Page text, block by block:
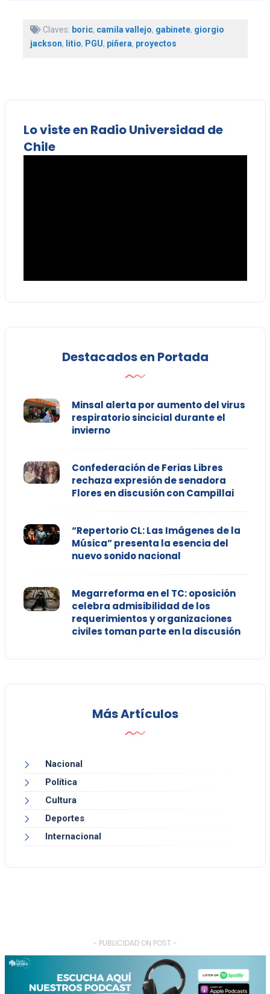
Claves: boric, camila vallejo, gabinete, giorgio
jackson, litio, PGU, piñera, proyectos
Lo viste en Radio Universidad de
Chile
Destacados en Portada
Minsal alerta por aumento del virus
respiratorio sincicial durante el
invierno
Confederación de Ferias Libres
rechaza expresión de senadora
Flores en discusión con Campillai
“Repertorio CL: Las Imágenes de la
Música” presenta la esencia del
nuevo sonido nacional
Megarreforma en el TC: oposición
celebra admisibilidad de los
requerimientos y organizaciones
civiles toman parte en la discusión
Más Artículos
Nacional
Política
Cultura
Deportes
Internacional
- PUBLICIDAD ON POST -